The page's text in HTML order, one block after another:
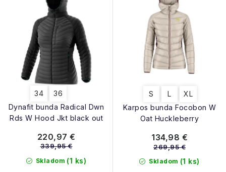
Dynafit bunda Radical Dwn
Rds W Hood Jkt black out
34 36
Skladom (1 ks)
220,97 €
339,95 €
Karpos bunda Focobon W
Oat Huckleberry
S L XL
Skladom (1 ks)
134,98 €
269,95 €